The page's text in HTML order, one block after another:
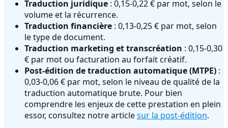
Traduction juridique : 0,15-0,22 € par mot, selon le
volume et la récurrence.
Traduction financière : 0,13-0,25 € par mot, selon
le type de document.
Traduction marketing et transcréation : 0,15-0,30
€ par mot ou facturation au forfait créatif.
Post-édition de traduction automatique (MTPE) :
0,03-0,06 € par mot, selon le niveau de qualité de la
traduction automatique brute. Pour bien
comprendre les enjeux de cette prestation en plein
essor, consultez notre articlesur la post-édition.